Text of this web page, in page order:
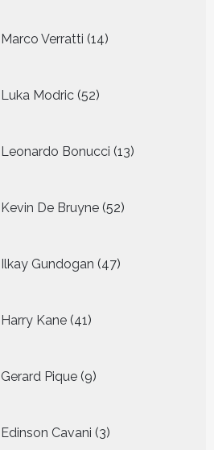
Marco Verratti 14
producten
Luka Modric 52
producten
Leonardo Bonucci 13
producten
Kevin De Bruyne 52
producten
Ilkay Gundogan 47
producten
Harry Kane 41
producten
Gerard Pique 9
producten
Edinson Cavani 3
producten